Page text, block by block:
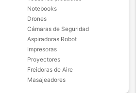
Notebooks
Drones
Cámaras de Seguridad
Aspiradoras Robot
Impresoras
Proyectores
Freidoras de Aire
Masajeadores